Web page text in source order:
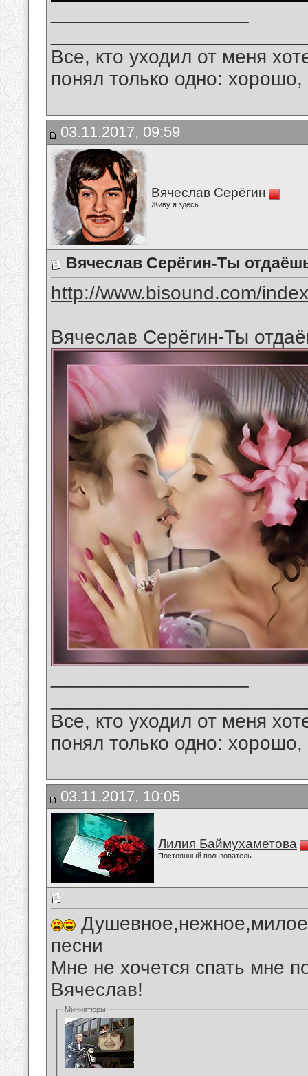
Все, кто уходил от меня
понял только одно:
03.11.2017, 09:59
Вячеслав Серёгин
Живу я здесь
Вячеслав Серёгин-Ты
http://www.bisound.com/
Вячеслав Серёгин-Ты
Все, кто уходил от меня
понял только одно:
03.11.2017, 10:05
Лилия Баймухаметова
Постоянный пользователь
Душевное,нежное,милое
песни
Мне не хочется спать мне
Вячеслав!
Миниатюры